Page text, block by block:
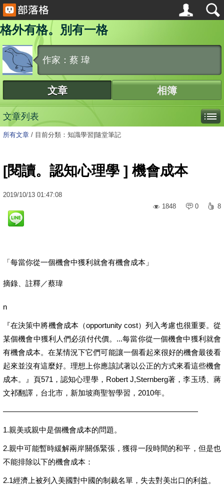
格外有格。別有一格
作家：蔡 瑋
文章 相簿
文章列表
所有文章 / 目前分類：知識學習|隨堂筆記
[閱讀。認知心理學 ] 機會成本
2019/10/13 01:47:08
1848
0 8
「每當你從一個機會中獲利就會有機會成本」
摘錄、註釋／蔡瑋
n
『在決策中將機會成本（opportunity cost）列入考慮也很重要。從
某個機會中獲利人們必須付代價。...每當你從一個機會中獲利就會
有機會成本。在某情況下它們可能讓一個看起來很好的機會最後看
起來並沒有這麼好。理想上你應該試著以公正的方式來看這些機會
成本。』頁571，認知心理學，Robert J,Sternberg著，李玉琇、蔣
文祁翻譯，台北市，新加坡商聖智學習，2010年。
——————————————————————————
1.親美或親中是個機會成本的問題。
2.親中可能暫時緩解兩岸關係緊張，獲得一段時間的和平，但是也
不能排除以下的機會成本：
2.1經濟上被列入美國對中國的制裁名單，失去對美出口的利益。